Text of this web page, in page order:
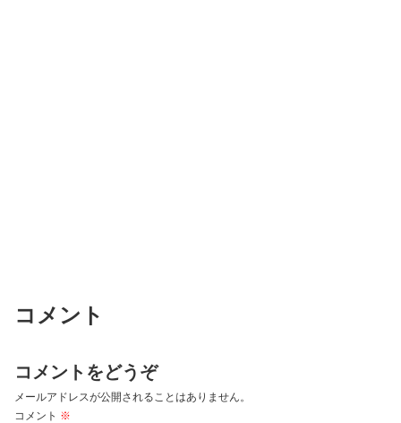
コメント
コメントをどうぞ
メールアドレスが公開されることはありません。
コメント ※